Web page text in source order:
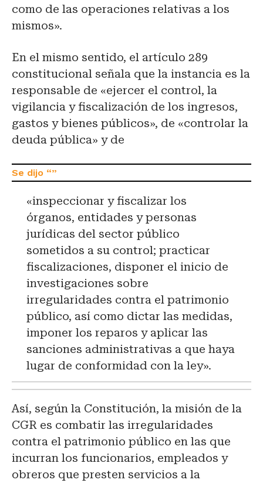
como de las operaciones relativas a los
mismos».
En el mismo sentido, el artículo 289
constitucional señala que la instancia es la
responsable de «ejercer el control, la
vigilancia y fiscalización de los ingresos,
gastos y bienes públicos», de «controlar la
deuda pública» y de
«inspeccionar y fiscalizar los
órganos, entidades y personas
jurídicas del sector público
sometidos a su control; practicar
fiscalizaciones, disponer el inicio de
investigaciones sobre
irregularidades contra el patrimonio
público, así como dictar las medidas,
imponer los reparos y aplicar las
sanciones administrativas a que haya
lugar de conformidad con la ley».
Así, según la Constitución, la misión de la
CGR es combatir las irregularidades
contra el patrimonio público en las que
incurran los funcionarios, empleados y
obreros que presten servicios a la